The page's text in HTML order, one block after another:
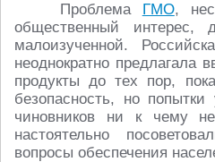
Проблема ГМО,
общественный интерес,
малоизученной.
неоднократно предлагала
продукты до тех пор,
безопасность, но
чиновников ни к чему
настоятельно
вопросы обеспечения